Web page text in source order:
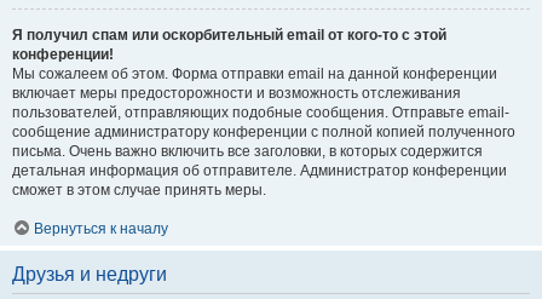
Я получил спам или оскорбительный email от кого-то с этой
конференции!
Мы сожалеем об этом. Форма отправки email на данной конференции
включает меры предосторожности и возможность отслеживания
пользователей, отправляющих подобные сообщения. Отправьте email-
сообщение администратору конференции с полной копией полученного
письма. Очень важно включить все заголовки, в которых содержится
детальная информация об отправителе. Администратор конференции
сможет в этом случае принять меры.
Вернуться к началу
Друзья и недруги